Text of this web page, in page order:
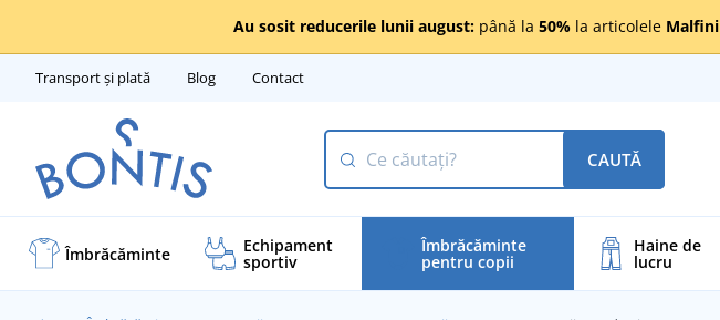
Au sosit reducerile lunii august: până la 50% la articolele Malfini
Transport și plată Blog Contact
CAUTĂ
Îmbrăcăminte Echipament
sportiv
Îmbrăcăminte
pentru copii
Haine de
lucru